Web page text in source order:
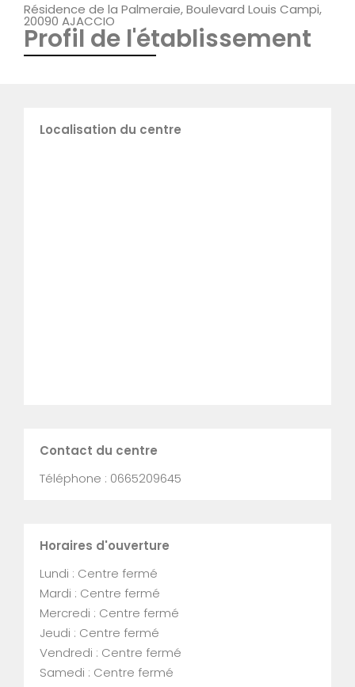
Résidence de la Palmeraie, Boulevard Louis Campi,
20090 AJACCIO
Profil de l'établissement
Localisation du centre
Contact du centre
Téléphone : 0665209645
Horaires d'ouverture
Lundi : Centre fermé
Mardi : Centre fermé
Mercredi : Centre fermé
Jeudi : Centre fermé
Vendredi : Centre fermé
Samedi : Centre fermé